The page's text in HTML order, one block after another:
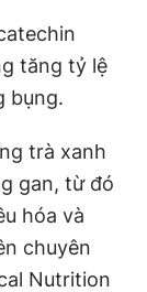
tăng tỷ lệ
bụng.
trà xanh
gan, từ đó
hóa và
chuyên
Nutrition